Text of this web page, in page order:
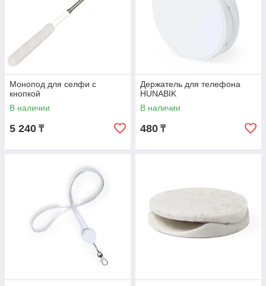
Монопод для селфи с
кнопкой
В наличии
5 240 ₸
Держатель для телефона
HUNABIK
В наличии
480 ₸